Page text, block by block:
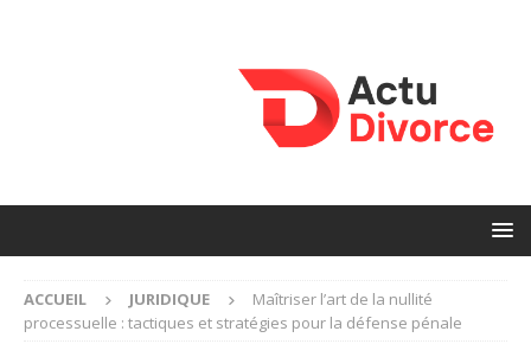
ACCUEIL JURIDIQUE
Maîtriser l’art de la nullité
processuelle : tactiques et stratégies pour la défense pénale